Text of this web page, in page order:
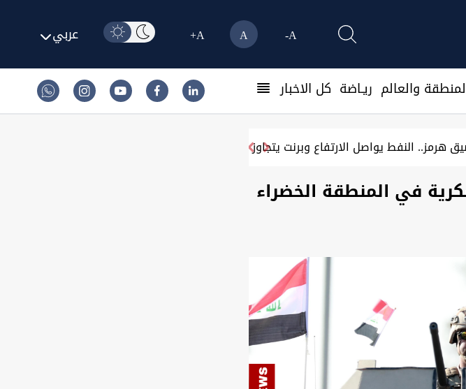
A-
A
A+ عربي
والعالم ريـاضة كل الاخبار
النفط يواصل الارتفاع وبرنت يتجاوز 83 دولاراً
في المنطقة الخضراء